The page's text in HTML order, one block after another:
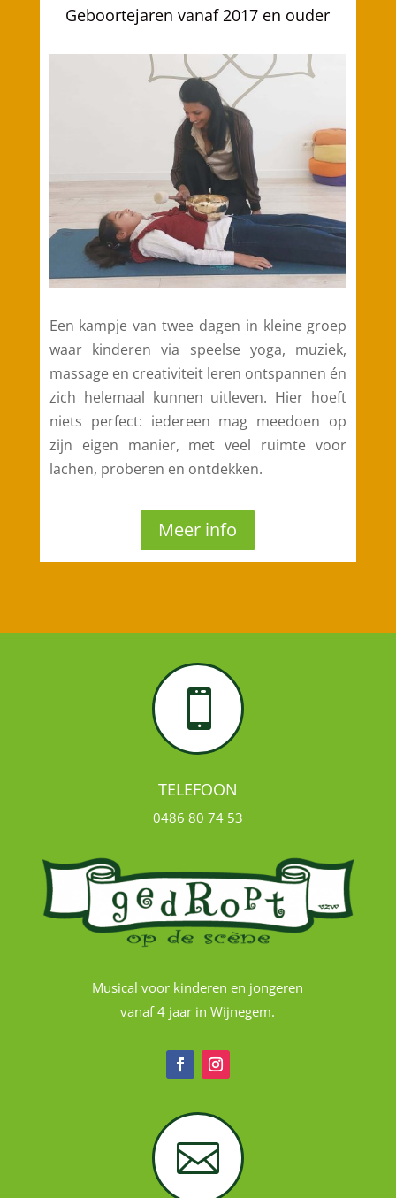
Geboortejaren vanaf 2017 en ouder
Een kampje van twee dagen in kleine groep
waar kinderen via speelse yoga, muziek,
massage en creativiteit leren ontspannen én
zich helemaal kunnen uitleven. Hier hoeft
niets perfect: iedereen mag meedoen op
zijn eigen manier, met veel ruimte voor
lachen, proberen en ontdekken.
Meer info

TELEFOON
0486 80 74 53
Musical voor kinderen en jongeren
vanaf 4 jaar in Wijnegem.
